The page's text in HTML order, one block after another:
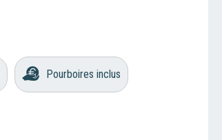
Pourboires inclus